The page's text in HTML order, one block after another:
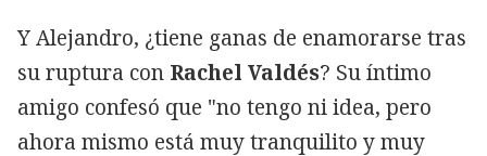
Y Alejandro, ¿tiene ganas de enamorarse tras
su ruptura con Rachel Valdés? Su íntimo
amigo confesó que "no tengo ni idea, pero
ahora mismo está muy tranquilito y muy